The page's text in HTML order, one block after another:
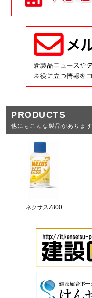
PRODUCTS
他にもこんな製品があります
ネクサスZ800